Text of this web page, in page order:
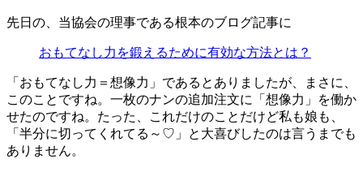
先日の、当協会の理事である根本のブログ記事に
おもてなし力を鍛えるために有効な方法とは？
「おもてなし力＝想像力」であるとありましたが、まさに、
このことですね。一枚のナンの追加注文に「想像力」を働か
せたのですね。たった、これだけのことだけど私も娘も、
「半分に切ってくれてる～♡」と大喜びしたのは言うまでも
ありません。